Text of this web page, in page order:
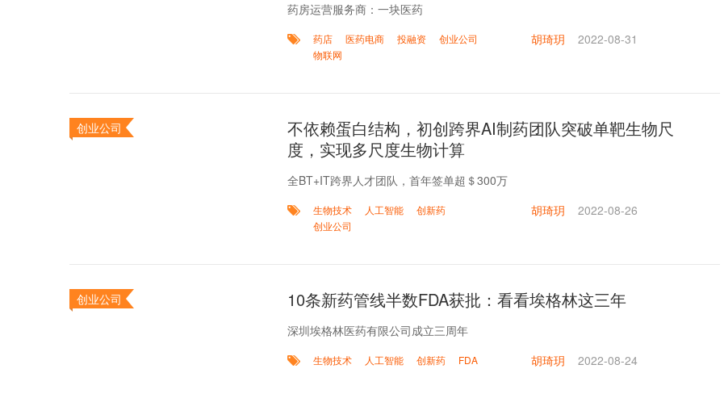
药房运营服务商：一块医药
药店 医药电商 投融资
创业公司
物联网
胡琦玥 2022-08-31
创业公司
不依赖蛋白结构，初创跨界AI制药团队突破单靶生物尺
度，实现多尺度生物计算
全BT+IT跨界人才团队，首年签单超＄300万
生物技术 人工智能
创新药
创业公司
胡琦玥 2022-08-26
创业公司 10条新药管线半数FDA获批：看看埃格林这三年
深圳埃格林医药有限公司成立三周年
生物技术 人工智能 创新药 FDA 胡琦玥 2022-08-24